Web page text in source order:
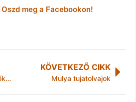
meg a Facebookon!
Ékszerdoboz Mezőkövesden
KÖVETKEZŐ CIKK
Mulya tujatolvajok